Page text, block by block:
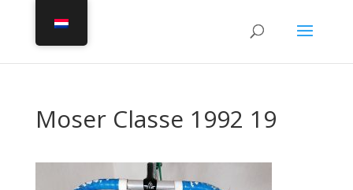
Moser Classe 1992 19